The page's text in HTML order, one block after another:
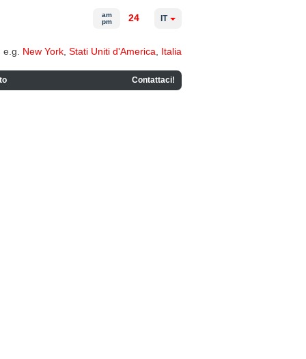
e.g. New York Stati Uniti d'America Italia
Contattaci!
am
pm
24 IT